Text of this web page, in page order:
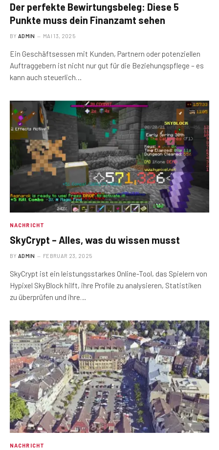
Der perfekte Bewirtungsbeleg: Diese 5
Punkte muss dein Finanzamt sehen
BY ADMIN MAI 13, 2025
Ein Geschäftsessen mit Kunden, Partnern oder potenziellen
Auftraggebern ist nicht nur gut für die Beziehungspflege – es
kann auch steuerlich…
NACHRICHT
SkyCrypt – Alles, was du wissen musst
BY ADMIN FEBRUAR 23, 2025
SkyCrypt ist ein leistungsstarkes Online-Tool, das Spielern von
Hypixel SkyBlock hilft, ihre Profile zu analysieren, Statistiken
zu überprüfen und ihre…
NACHRICHT